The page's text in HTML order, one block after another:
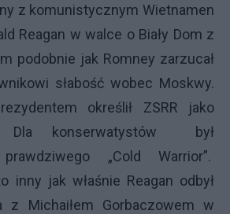
z komunistycznym Wietnamen
Reagan w walce o Biały Dom z
podobnie jak Romney zarzucał
słabość wobec Moskwy.
określił ZSRR jako
Dla konserwatystów był
„Cold Warrior”.
inny jak właśnie Reagan odbył
z Michaiłem Gorbaczowem w